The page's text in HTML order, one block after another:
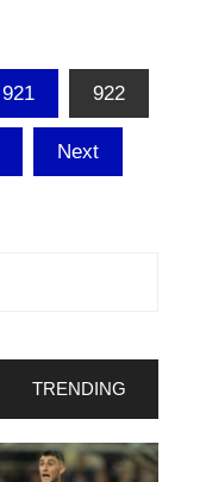
921 922
Next
TRENDING